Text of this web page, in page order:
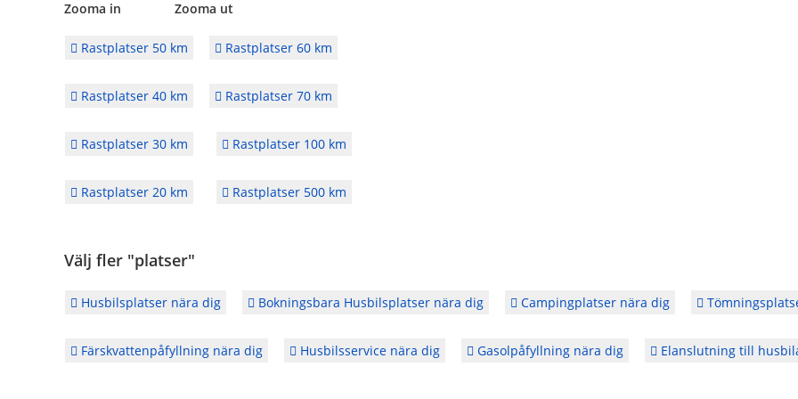
Zooma in Zooma ut
Rastplatser 50 km Rastplatser 60 km
Rastplatser 40 km Rastplatser 70 km
Rastplatser 30 km Rastplatser 100 km
Rastplatser 20 km Rastplatser 500 km
Välj fler "platser"
Husbilsplatser nära dig Bokningsbara Husbilsplatser nära dig Campingplatser nära dig
Färskvattenpåfyllning nära dig Husbilsservice nära dig Gasolpåfyllning nära dig Elanslutning till